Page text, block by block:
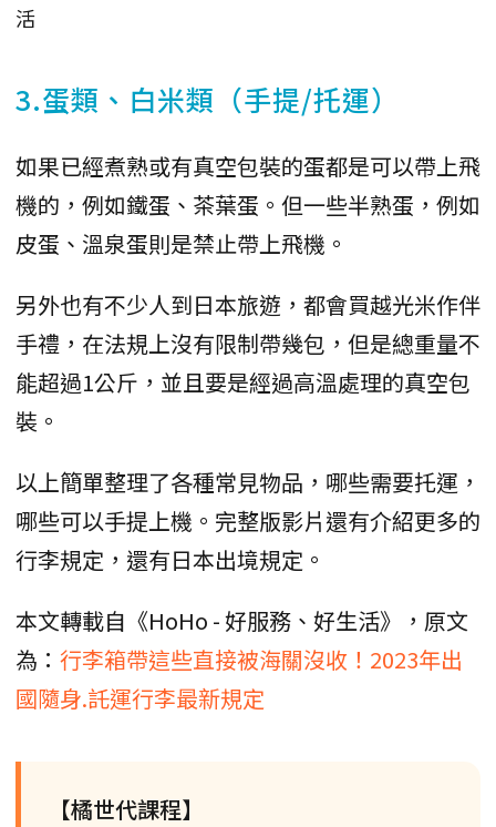
活
3.蛋類、白米類（手提/托運）
如果已經煮熟或有真空包裝的蛋都是可以帶上飛
機的，例如鐵蛋、茶葉蛋。但一些半熟蛋，例如
皮蛋、溫泉蛋則是禁止帶上飛機。
另外也有不少人到日本旅遊，都會買越光米作伴
手禮，在法規上沒有限制帶幾包，但是總重量不
能超過1公斤，並且要是經過高溫處理的真空包
裝。
以上簡單整理了各種常見物品，哪些需要托運，
哪些可以手提上機。完整版影片還有介紹更多的
行李規定，還有日本出境規定。
本文轉載自《HoHo - 好服務、好生活》，原文
為： 行李箱帶這些直接被海關沒收！2023年出
國隨身.託運行李最新規定
【橘世代課程】